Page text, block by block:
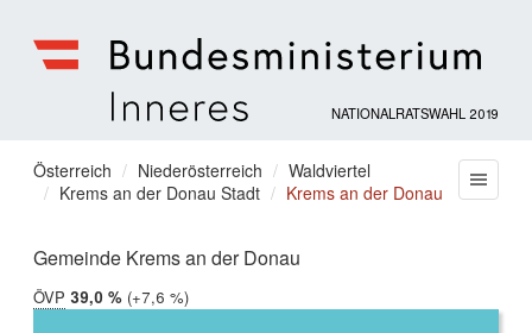
für
Inneres
NATIONALRATSWAHL 2019
Sie
befinden
hier:
Österreich Niederösterreich
Waldviertel
Krems an der Donau Stadt
Krems an der Donau
Gemeinde Krems an der Donau
ÖVP 2019:
39,0 %
2017:
31,4 %
Differenz:
+7,6 %